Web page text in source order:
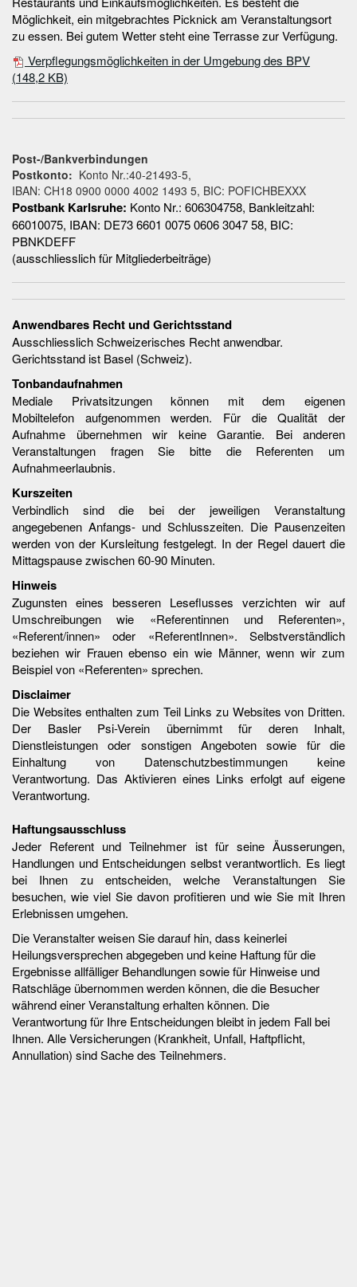
Möglichkeit, ein mitgebrachtes Picknick am Veranstaltungsort
zu essen. Bei gutem Wetter steht eine Terrasse zur Verfügung.
Verpflegungsmöglichkeiten in der Umgebung des BPV
(148,2 KB)
Post-/Bankverbindungen
Postkonto: Konto Nr.:40-21493-5,
IBAN: CH18 0900 0000 4002 1493 5, BIC: POFICHBEXXX
Postbank Karlsruhe: Konto Nr.: 606304758, Bankleitzahl:
66010075, IBAN: DE73 6601 0075 0606 3047 58, BIC:
PBNKDEFF
(ausschliesslich für Mitgliederbeiträge)
Anwendbares Recht und Gerichtsstand
Ausschliesslich Schweizerisches Recht anwendbar.
Gerichtsstand ist Basel (Schweiz).
Tonbandaufnahmen
Mediale Privatsitzungen können mit dem eigenen
Mobiltelefon aufgenommen werden. Für die Qualität der
Aufnahme übernehmen wir keine Garantie. Bei anderen
Veranstaltungen fragen Sie bitte die Referenten um
Aufnahmeerlaubnis.
Kurszeiten
Verbindlich sind die bei der jeweiligen Veranstaltung
angegebenen Anfangs- und Schlusszeiten. Die Pausenzeiten
werden von der Kursleitung festgelegt. In der Regel dauert die
Mittagspause zwischen 60-90 Minuten.
Hinweis
Zugunsten eines besseren Leseflusses verzichten wir auf
Umschreibungen wie «Referentinnen und Referenten»,
«Referent/innen» oder «ReferentInnen». Selbstverständlich
beziehen wir Frauen ebenso ein wie Männer, wenn wir zum
Beispiel von «Referenten» sprechen.
Disclaimer
Die Websites enthalten zum Teil Links zu Websites von Dritten.
Der Basler Psi-Verein übernimmt für deren Inhalt,
Dienstleistungen oder sonstigen Angeboten sowie für die
Einhaltung von Datenschutzbestimmungen keine
Verantwortung. Das Aktivieren eines Links erfolgt auf eigene
Verantwortung.
Haftungsausschluss
Jeder Referent und Teilnehmer ist für seine Äusserungen,
Handlungen und Entscheidungen selbst verantwortlich. Es liegt
bei Ihnen zu entscheiden, welche Veranstaltungen Sie
besuchen, wie viel Sie davon profitieren und wie Sie mit Ihren
Erlebnissen umgehen.
Die Veranstalter weisen Sie darauf hin, dass keinerlei
Heilungsversprechen abgegeben und keine Haftung für die
Ergebnisse allfälliger Behandlungen sowie für Hinweise und
Ratschläge übernommen werden können, die die Besucher
während einer Veranstaltung erhalten können. Die
Verantwortung für Ihre Entscheidungen bleibt in jedem Fall bei
Ihnen. Alle Versicherungen (Krankheit, Unfall, Haftpflicht,
Annullation) sind Sache des Teilnehmers.